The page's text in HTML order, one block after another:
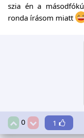
szia én a
ronda írásom miatt
0 1